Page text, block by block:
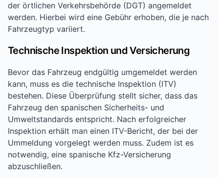
der örtlichen Verkehrsbehörde (DGT) angemeldet
werden. Hierbei wird eine Gebühr erhoben, die je nach
Fahrzeugtyp variiert.
Technische Inspektion und Versicherung
Bevor das Fahrzeug endgültig umgemeldet werden
kann, muss es die technische Inspektion (ITV)
bestehen. Diese Überprüfung stellt sicher, dass das
Fahrzeug den spanischen Sicherheits- und
Umweltstandards entspricht. Nach erfolgreicher
Inspektion erhält man einen ITV-Bericht, der bei der
Ummeldung vorgelegt werden muss. Zudem ist es
notwendig, eine spanische Kfz-Versicherung
abzuschließen.